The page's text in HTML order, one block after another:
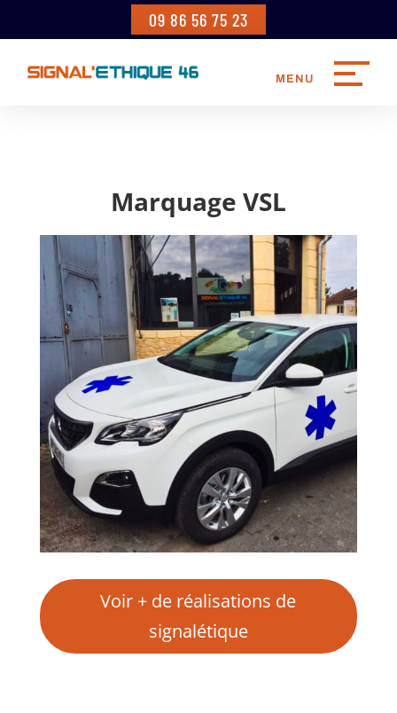
09 86 56 75 23
Marquage VSL
Voir + de réalisations de
signalétique